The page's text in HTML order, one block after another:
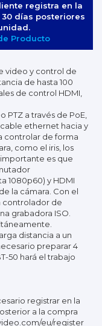
registra en la
días posteriores
Producto
video y control de
de hasta 100
de control HDMI,
PTZ a través de PoE,
ethernet hacia y
controlar de forma
como el iris, los
es que
1080p60) y HDMI
la cámara. Con el
controlador de
grabadora ISO.
distancia a un
preparar 4
50 hará el trabajo
registrar en la
a la compra
eu/register